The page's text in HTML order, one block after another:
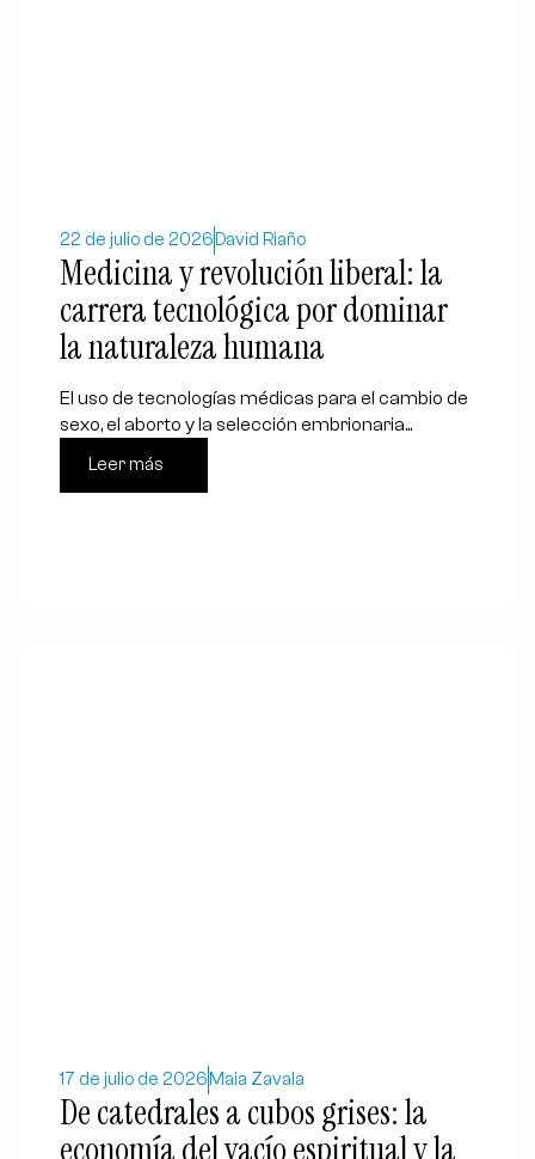
22 de julio de 2026 David Riaño
Medicina y revolución liberal: la
carrera tecnológica por dominar
la naturaleza humana
El uso de tecnologías médicas para el cambio de
sexo, el aborto y la selección embrionaria...
Leer más
17 de julio de 2026 Maia Zavala
De catedrales a cubos grises: la
economía del vacío espiritual y la